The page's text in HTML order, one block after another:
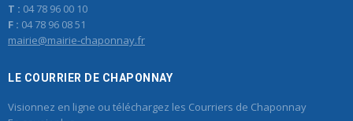
T : 04 78 96 00 10
F : 04 78 96 08 51
mairie@mairie-chaponnay.fr
LE COURRIER DE CHAPONNAY
Visionnez en ligne ou téléchargez les Courriers de Chaponnay